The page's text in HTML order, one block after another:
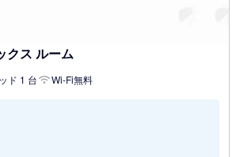
クス ルーム
ド 1 台 Wi-Fi無料